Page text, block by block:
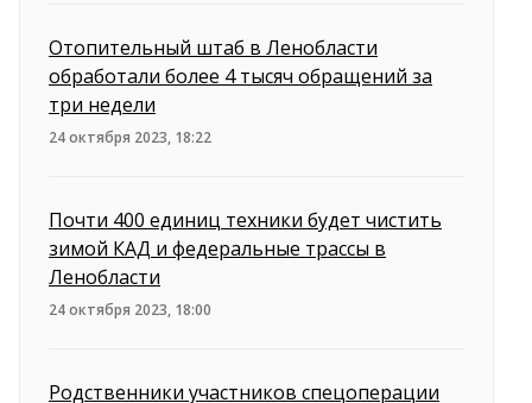
Отопительный штаб в Ленобласти
обработали более 4 тысяч обращений за
три недели
24 октября 2023, 18:22
Почти 400 единиц техники будет чистить
зимой КАД и федеральные трассы в
Ленобласти
24 октября 2023, 18:00
Родственники участников спецоперации